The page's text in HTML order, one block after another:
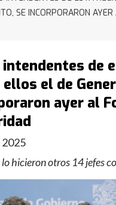
SE INCORPORARON
intendentes de
el de
ayer al
2025
lo hicieron otros 14 jefes